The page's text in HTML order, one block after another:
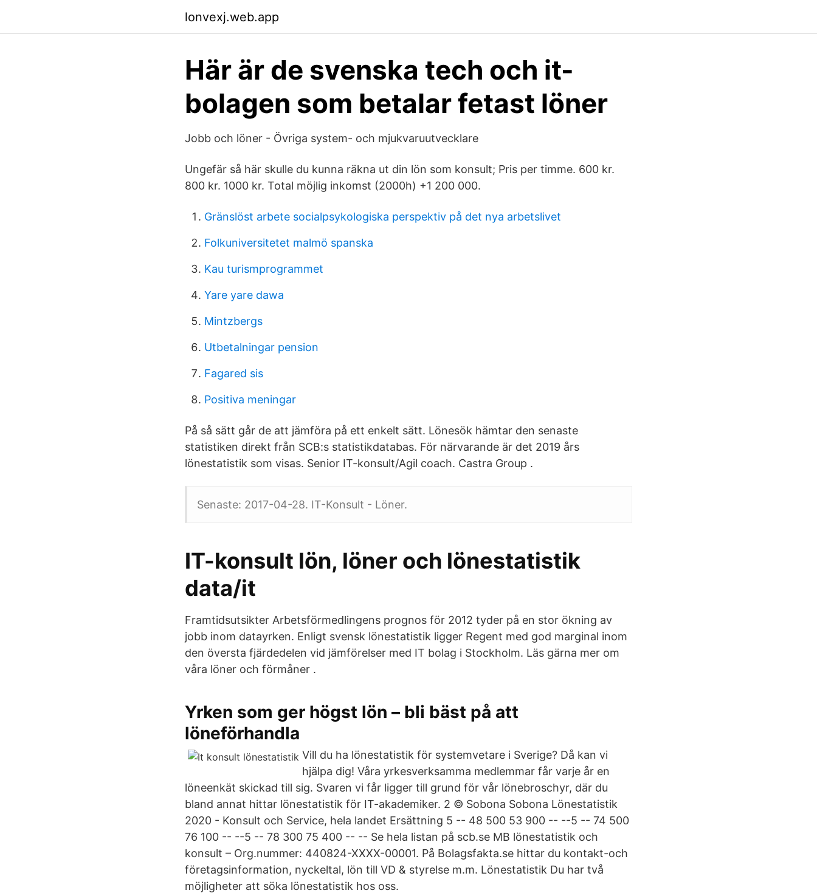
lonvexj.web.app
Här är de svenska tech och it-
bolagen som betalar fetast löner
Jobb och löner - Övriga system- och mjukvaruutvecklare
Ungefär så här skulle du kunna räkna ut din lön som konsult; Pris per timme. 600 kr.
800 kr. 1000 kr. Total möjlig inkomst (2000h) +1 200 000.
Gränslöst arbete socialpsykologiska perspektiv på det nya arbetslivet
Folkuniversitetet malmö spanska
Kau turismprogrammet
Yare yare dawa
Mintzbergs
Utbetalningar pension
Fagared sis
Positiva meningar
På så sätt går de att jämföra på ett enkelt sätt. Lönesök hämtar den senaste
statistiken direkt från SCB:s statistikdatabas. För närvarande är det 2019 års
lönestatistik som visas. Senior IT-konsult/Agil coach. Castra Group .
Senaste: 2017-04-28. IT-Konsult - Löner.
IT-konsult lön, löner och lönestatistik
data/it
Framtidsutsikter Arbetsförmedlingens prognos för 2012 tyder på en stor ökning av
jobb inom datayrken. Enligt svensk lönestatistik ligger Regent med god marginal inom
den översta fjärdedelen vid jämförelser med IT bolag i Stockholm. Läs gärna mer om
våra löner och förmåner .
Yrken som ger högst lön – bli bäst på att
löneförhandla
Vill du ha lönestatistik för systemvetare i Sverige? Då kan vi
hjälpa dig! Våra yrkesverksamma medlemmar får varje år en
löneenkät skickad till sig. Svaren vi får ligger till grund för vår lönebroschyr, där du
bland annat hittar lönestatistik för IT-akademiker. 2 © Sobona Sobona Lönestatistik
2020 - Konsult och Service, hela landet Ersättning 5 -- 48 500 53 900 -- --5 -- 74 500
76 100 -- --5 -- 78 300 75 400 -- -- Se hela listan på scb.se MB lönestatistik och
konsult – Org.nummer: 440824-XXXX-00001. På Bolagsfakta.se hittar du kontakt-och
företagsinformation, nyckeltal, lön till VD & styrelse m.m. Lönestatistik Du har två
möjligheter att söka lönestatistik hos oss.